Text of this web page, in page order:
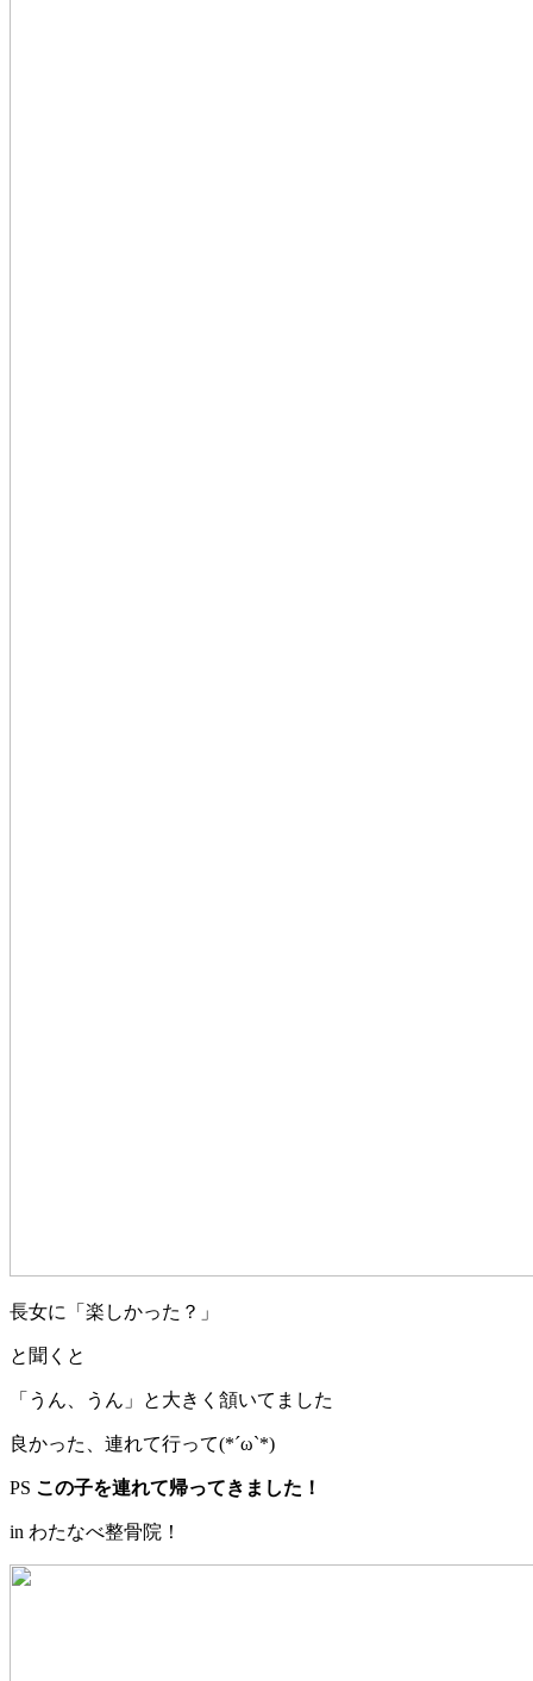
長女に「楽しかった？」
と聞くと
「うん、うん」と大きく頷いてました
良かった、連れて行って(*´ω`*)
PS この子を連れて帰ってきました！
in わたなべ整骨院！